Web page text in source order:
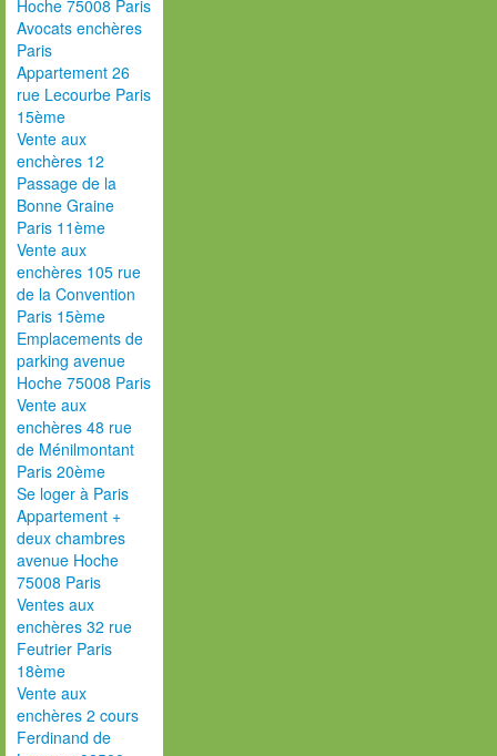
Hoche 75008 Paris
Avocats enchères
Paris
Appartement 26
rue Lecourbe Paris
15ème
Vente aux
enchères 12
Passage de la
Bonne Graine
Paris 11ème
Vente aux
enchères 105 rue
de la Convention
Paris 15ème
Emplacements de
parking avenue
Hoche 75008 Paris
Vente aux
enchères 48 rue
de Ménilmontant
Paris 20ème
Se loger à Paris
Appartement +
deux chambres
avenue Hoche
75008 Paris
Ventes aux
enchères 32 rue
Feutrier Paris
18ème
Vente aux
enchères 2 cours
Ferdinand de